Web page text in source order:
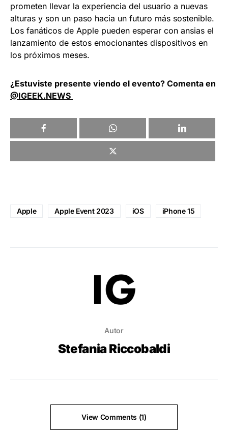
prometen llevar la experiencia del usuario a nuevas
alturas y son un paso hacia un futuro más sostenible.
Los fanáticos de Apple pueden esperar con ansias el
lanzamiento de estos emocionantes dispositivos en
los próximos meses.
¿Estuviste presente viendo el evento? Comenta en
@IGEEK.NEWS
Apple Apple Event 2023 iOS iPhone 15
Autor
Stefania Riccobaldi
View Comments (1)